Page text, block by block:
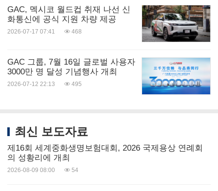
GAC, 멕시코 월드컵 취재 나선 신
화통신에 공식 지원 차량 제공
2026-07-17 07:41 468
GAC 그룹, 7월 16일 글로벌 사용자
3000만 명 달성 기념행사 개최
2026-07-12 22:13 495
최신 보도자료
제16회 세계중화생명보험대회, 2026 국제용상 연례회
의 성황리에 개최
2026-08-09 08:00 54